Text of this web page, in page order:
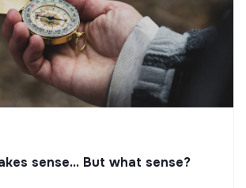
sense... But what sense?